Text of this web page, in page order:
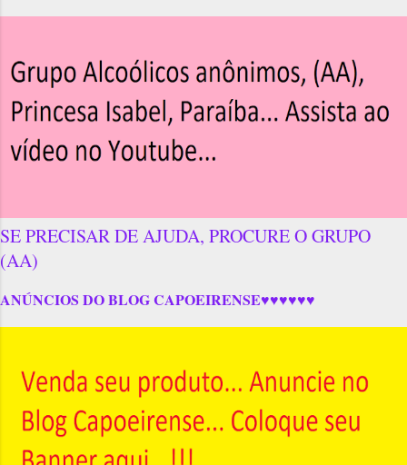
SE PRECISAR DE AJUDA, PROCURE O GRUPO
(AA)
ANÚNCIOS DO BLOG CAPOEIRENSE♥♥♥♥♥♥